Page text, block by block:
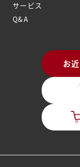
サービス
Q&A
お